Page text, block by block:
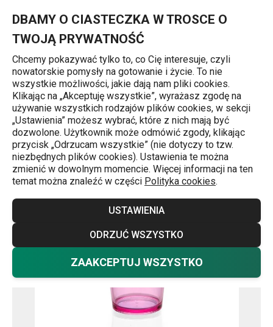
DBAMY O CIASTECZKA W TROSCE O
TWOJĄ PRYWATNOŚĆ
Chcemy pokazywać tylko to, co Cię interesuje, czyli
nowatorskie pomysły na gotowanie i życie. To nie
wszystkie możliwości, jakie dają nam pliki cookies.
Klikając na „Akceptuję wszystkie”, wyrażasz zgodę na
używanie wszystkich rodzajów plików cookies, w sekcji
„Ustawienia” możesz wybrać, które z nich mają być
dozwolone. Użytkownik może odmówić zgody, klikając
przycisk „Odrzucam wszystkie” (nie dotyczy to tzw.
niezbędnych plików cookies). Ustawienia te można
zmienić w dowolnym momencie. Więcej informacji na ten
temat można znaleźć w części Polityka cookies.
USTAWIENIA
ODRZUĆ WSZYSTKO
ZAAKCEPTUJ WSZYSTKO
Strona główna
Kubek z wieczkiem myDRINK 600 ml,
różowy